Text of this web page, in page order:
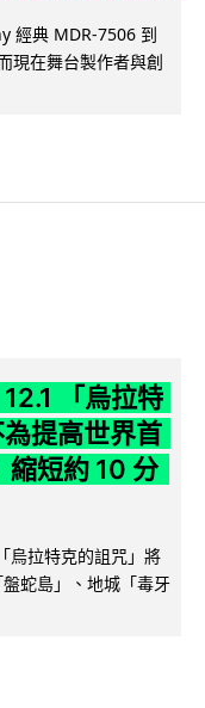
經典 MDR-7506 到
現在舞台製作者與創
「烏拉特
提高世界首
縮短約 10 分
烏拉特克的詛咒」將
蛇島」、地城「毒牙